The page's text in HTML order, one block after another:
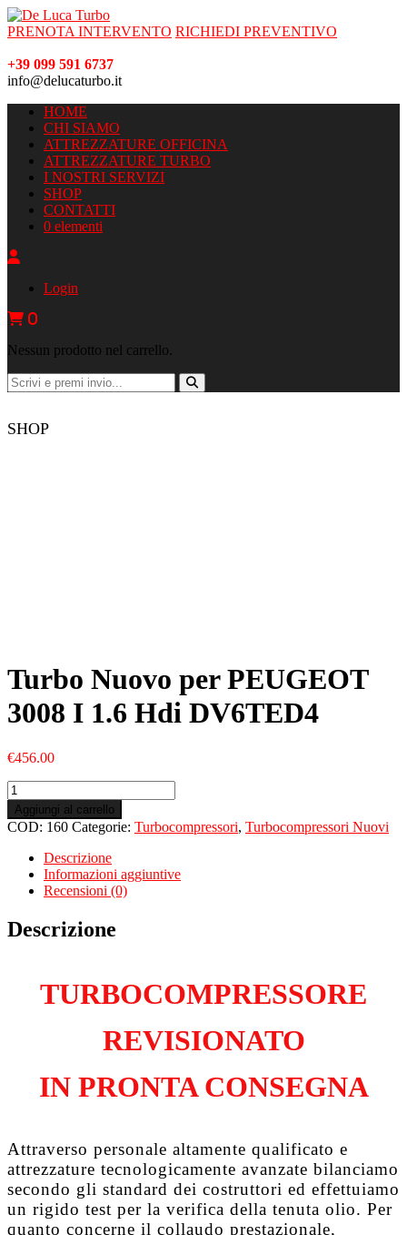
PRENOTA INTERVENTO RICHIEDI PREVENTIVO
+39 099 591 6737
info@delucaturbo.it
HOME
CHI SIAMO
ATTREZZATURE OFFICINA
ATTREZZATURE TURBO
I NOSTRI SERVIZI
SHOP
CONTATTI
0 elementi
Login
0
Nessun prodotto nel carrello.
SHOP
Turbo Nuovo per PEUGEOT
3008 I 1.6 Hdi DV6TED4
€456.00
Turbo
Nuovo
per
PEUGEOT
3008
DV6TED4
quantità
Aggiungi al carrello
COD: 160 Categorie: Turbocompressori, Turbocompressori Nuovi
Descrizione
Informazioni aggiuntive
Recensioni (0)
Descrizione
TURBOCOMPRESSORE
REVISIONATO
IN PRONTA CONSEGNA
Attraverso personale altamente qualificato e
attrezzature tecnologicamente avanzate bilanciamo
secondo gli standard dei costruttori ed effettuiamo
un rigido test per la verifica della tenuta olio. Per
quanto concerne il collaudo prestazionale,